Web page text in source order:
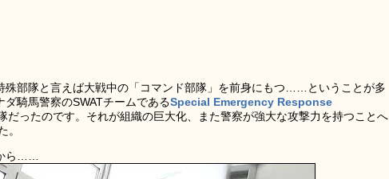
殊部隊と言えば大戦中の「コマンド部隊」を前身にもつ……ということが多
騎馬警察のSWATチームであるSpecial Emergency Response
だったのです。それが組織の巨大化、また警察が強大な攻撃力を持つことへ
。
ら……